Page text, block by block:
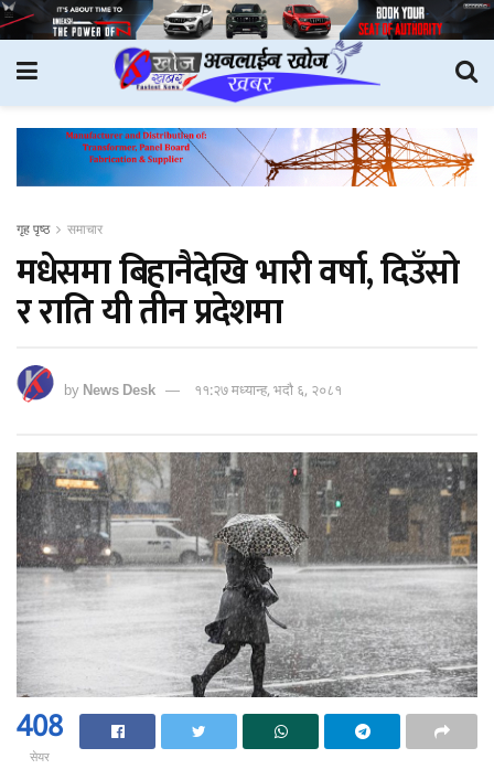
गृह पृष्ठ समाचार
मधेसमा बिहानैदेखि भारी वर्षा, दिउँसो
र राति यी तीन प्रदेशमा
byNews Desk ११:२७ मध्यान्ह, भदौ ६, २०८१
408
सेयर